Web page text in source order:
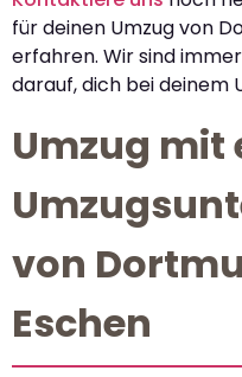
für deinen Umzug von
erfahren. Wir sind
darauf, dich bei deinem
Umzug mit
von
Eschen